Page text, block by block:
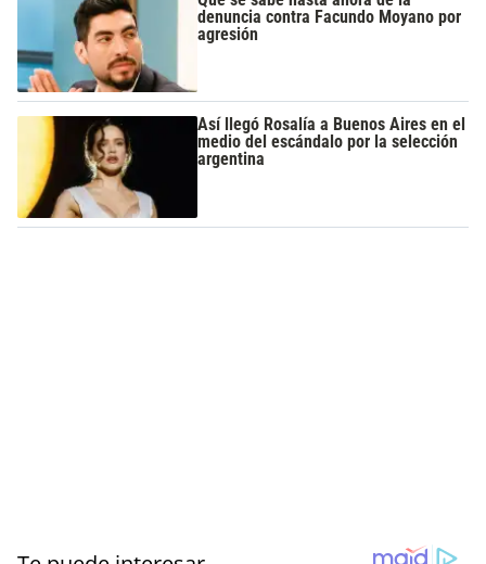
denuncia contra Facundo Moyano por
agresión
Así llegó Rosalía a Buenos Aires en el
medio del escándalo por la selección
argentina